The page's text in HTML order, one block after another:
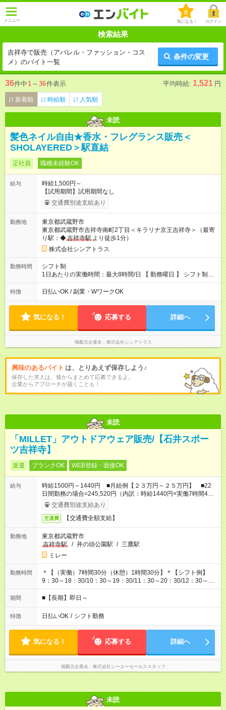
メニュー
0
気になる！ ログイン
検索結果
吉祥寺で販売（アパレル・ファッション・コス
メ）のバイト一覧
条件の変更
36件中1 ～ 36件表示 平均時給: 1,521 円
新着順 時給順 人気順
未読
髪色ネイル自由★香水・フレグランス販売＜
SHOLAYERED＞駅直結
正社員 職種未経験OK
給与
時給1,500円～
【試用期間】試用期間なし
交通費別途支給あり
勤務地
東京都武蔵野市
東京都武蔵野市吉祥寺南町2丁目＜キラリナ京王吉祥寺＞（最寄
り駅：◆吉祥寺駅 より徒歩1分）
株式会社シンアトラス
勤務時間
シフト制
1日あたりの実働時間：最大8時間/日 【 勤務曜日 】 シフト制
土日祝含む週5日勤務 ※希望休み出せます。 【勤務時間】 9：30
～21：30 の間でシフト制（実働8ｈ＋休憩1h） シフト例（9時
ません
特徴 日払いOK / 副業・WワークOK
気になる！ 応募する 詳細へ
掲載元企業名 株式会社シンアトラス
興味のあるバイト は、とりあえず保存しよう♪
保存した求人は、後からまとめて応募できるよ。
企業からアプローチが届くことも！
未読
「MILLET」アウトドアウェア販売/【石井スポー
ツ吉祥寺】
派遣 ブランクOK WEB登録・面接OK
給与
時給1500円～1440円 ■月給例【２３万円～２５万円】 ■22
日間勤務の場合=245,520円（内訳：時給1440円×実働7時間45
分×22日) +残業代（1.25倍：残業代は1分単位で支給）
交通費別途支給あり
交通費 【交通費全額支給】
勤務地
東京都武蔵野市
吉祥寺駅
/ 井の頭公園駅 / 三鷹駅
ミレー
勤務時間
＊【（実働）7時間30分（休憩）1時間30分】＊【シフト例】
9：30～18：30/10：30～19：30/11：30～20：30/12：30～
21：30
期間 ■【長期】即日～
特徴 日払いOK / シフト勤務
気になる！ 応募する 詳細へ
掲載元企業名 株式会社シーエーセールススタッフ
未読